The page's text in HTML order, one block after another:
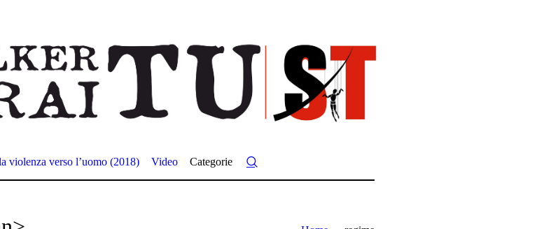
violenza verso l’uomo (2018) Video Categorie